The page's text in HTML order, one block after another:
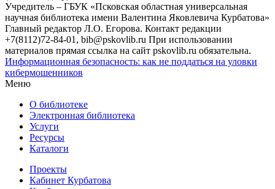
Учредитель – ГБУК «Псковская областная универсальная
научная библиотека имени Валентина Яковлевича Курбатова»
Главный редактор Л.О. Егорова. Контакт редакции
+7(8112)72-84-01, bib@pskovlib.ru При использовании
материалов прямая ссылка на сайт pskovlib.ru обязательна.
Информационная безопасность: как не поддаться на уловки
кибермошенников
Меню
О библиотеке
Электронная библиотека
Услуги
Ресурсы
Каталоги
Проекты
Кабинет Курбатова